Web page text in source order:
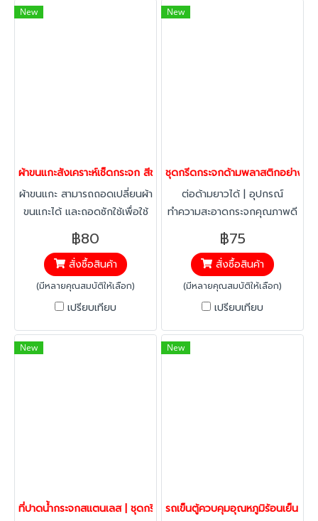
New
ผ้าขนแกะสังเคราะห์เช็ดกระจก สีขาวอย่างดี พรีเมี่ยม Professional
ผ้าขนแกะ สามารถถอดเปลี่ยนผ้า
ขนแกะได้ และถอดซักใช้เพื่อใช้
ซ้ำได้หลายๆครั้ง
฿80
สั่งซื้อสินค้า
(มีหลายคุณสมบัติให้เลือก)
เปรียบเทียบ
New
ชุดกรีดกระจกด้ามพลาสติกอย่างดี
ต่อด้ามยาวได้ | อุปกรณ์
ทำความสะอาดกระจกคุณภาพดี
จำหน่ายที่ปาดกระจกคุณภาพ
เยี่ยม เหมาะสำหรับทำความ
สะอาดกระจกอาคารสูง ต่อกับ
ด้ามยาวได้ ใช้งานง่าย ราคา
ประหยัด จัดส่งทั่วไทย
฿75
สั่งซื้อสินค้า
(มีหลายคุณสมบัติให้เลือก)
เปรียบเทียบ
New
ที่ปาดน้ำกระจกสแตนเลส | ชุดกรีดกระจกด้ามสแตนเลสอย่างดี พรีเมี่ย
New
รถเข็นตู้ควบคุมอุณหภูมิร้อนเย็น รถ